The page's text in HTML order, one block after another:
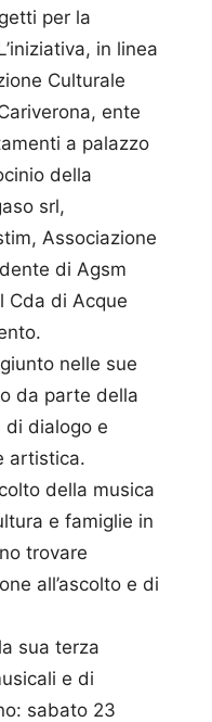
per la
in linea
Culturale
ente
a palazzo
della
srl,
Associazione
di Agsm
Cda di Acque
nelle sue
da parte della
di dialogo e
artistica.
della musica
e famiglie in
trovare
all’ascolto e di
sua terza
e di
sabato 23